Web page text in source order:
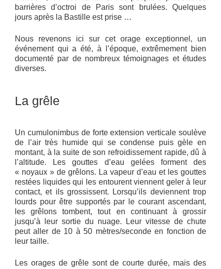
barrières d’octroi de Paris sont brulées. Quelques
jours après la Bastille est prise …
Nous revenons ici sur cet orage exceptionnel, un
événement qui a été, à l’époque, extrêmement bien
documenté par de nombreux témoignages et études
diverses.
La grêle
Un cumulonimbus de forte extension verticale soulève
de l’air très humide qui se condense puis gèle en
montant, à la suite de son refroidissement rapide, dû à
l’altitude. Les gouttes d’eau gelées forment des
« noyaux » de grêlons. La vapeur d’eau et les gouttes
restées liquides qui les entourent viennent geler à leur
contact, et ils grossissent. Lorsqu’ils deviennent trop
lourds pour être supportés par le courant ascendant,
les grêlons tombent, tout en continuant à grossir
jusqu’à leur sortie du nuage. Leur vitesse de chute
peut aller de 10 à 50 mètres/seconde en fonction de
leur taille.
Les orages de grêle sont de courte durée, mais des